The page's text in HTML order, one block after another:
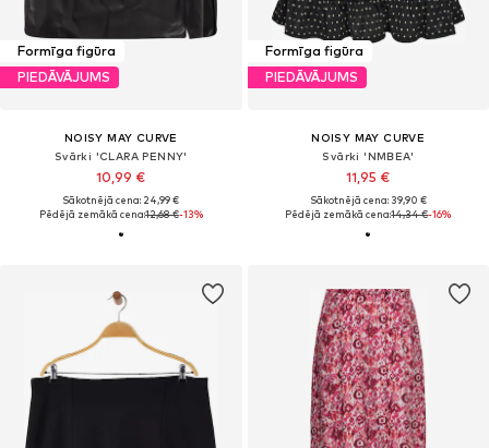
Formīga figūra
PIEDĀVĀJUMS
NOISY MAY CURVE
Svārki 'CLARA PENNY'
10,99 €
Sākotnējā cena: 24,99 €
Pēdējā zemākā cena:12,68 €-13%
Formīga figūra
PIEDĀVĀJUMS
NOISY MAY CURVE
Svārki 'NMBEA'
11,95 €
Sākotnējā cena: 39,90 €
Pēdējā zemākā cena:14,34 €-16%